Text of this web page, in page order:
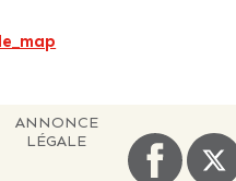
ANNONCE
LÉGALE